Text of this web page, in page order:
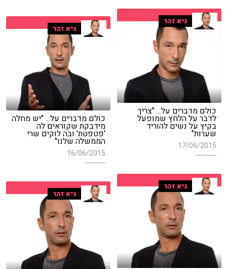
גיא זהר
כולם מדברים על... "צריך
לדבר על הלחץ שמופעל
בקיץ על נשים להוריד
שערות"
17/06/2015
גיא זהר
כולם מדברים על... "יש מחלה
מידבקת שקוראים לה
'פטפטת' ובה לוקים שרי
הממשלה שלנו"
16/06/2015
גיא זהר
גיא זהר